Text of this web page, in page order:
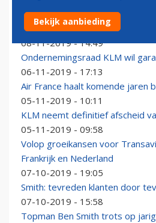
Ben Smith: onderhoudsafdeling
verzelfstandigd
08-11-2019 - 14:49
Ondernemingsraad KLM wil
06-11-2019 - 17:13
Air France haalt komende jaren
05-11-2019 - 10:11
KLM neemt definitief afscheid
05-11-2019 - 09:58
Volop groeikansen voor
Frankrijk en Nederland
07-10-2019 - 19:05
Smith: tevreden klanten door
07-10-2019 - 15:58
Topman Ben Smith trots op
Bekijk aanbieding